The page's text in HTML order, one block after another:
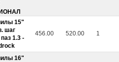
15"
шаг
1.3 -
456.00 520.00 1
16"